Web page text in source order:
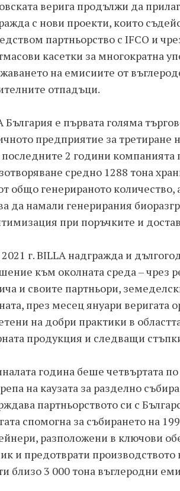
верига продължи да
с нови проекти, които
партньорство с IFCO и
касетки за многократна
на емисиите от
отпадъци.
България е първата голяма
предприятие за третиране
2 години компанията
средно 1288 тона
общо генерираното количество,
да намали генерирания
при поръчките и
г. BILLA надгражда и
към околната среда – чрез
и своите партньори,
през месец януари веригата
на добри практики в
продукция и следващи
година беше четвъртата
на каузата за разделно
партньорството си с
спомогна за събирането на
разположени в ключови
и предотврати производството
близо 3 000 тона въглеродни